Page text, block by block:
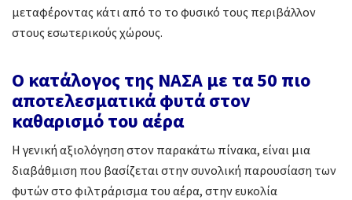
μεταφέροντας κάτι από το το φυσικό τους περιβάλλον
στους εσωτερικούς χώρους.
Ο κατάλογος της ΝΑΣΑ με τα 50 πιο
αποτελεσματικά φυτά στον
καθαρισμό του αέρα
Η γενική αξιολόγηση στον παρακάτω πίνακα, είναι μια
διαβάθμιση που βασίζεται στην συνολική παρουσίαση των
φυτών στο φιλτράρισμα του αέρα, στην ευκολία